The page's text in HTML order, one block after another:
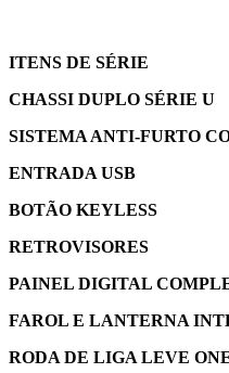
ITENS DE SÉRIE
CHASSI DUPLO SÉRIE U
SISTEMA ANTI-FURTO
ENTRADA USB
BOTÃO KEYLESS
RETROVISORES
PAINEL DIGITAL
FAROL E LANTERNA
RODA DE LIGA LEVE